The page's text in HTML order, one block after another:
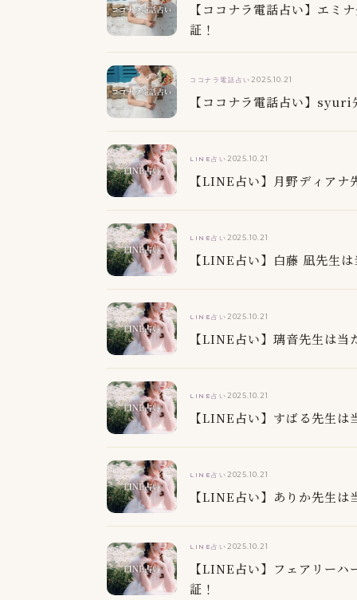
【ココナラ電話占い】エミ
証！
ココナラ電話占い 2025.10.21
【ココナラ電話占い】
LINE占い 2025.10.21
【LINE占い】月野ディア
LINE占い 2025.10.21
【LINE占い】白藤 凪先生
LINE占い 2025.10.21
【LINE占い】璃音先生は
LINE占い 2025.10.21
【LINE占い】すばる先生
LINE占い 2025.10.21
【LINE占い】ありか先生
LINE占い 2025.10.21
【LINE占い】フェアリー
証！